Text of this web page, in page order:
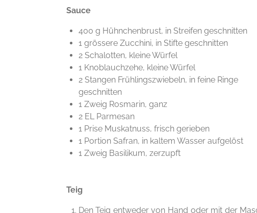
Sauce
400 g Hühnchenbrust, in Streifen geschnitten
1 grössere Zucchini, in Stifte geschnitten
2 Schalotten, kleine Würfel
1 Knoblauchzehe, kleine Würfel
2 Stangen Frühlingszwiebeln, in feine Ringe
geschnitten
1 Zweig Rosmarin, ganz
2 EL Parmesan
1 Prise Muskatnuss, frisch gerieben
1 Portion Safran, in kaltem Wasser aufgelöst
1 Zweig Basilikum, zerzupft
Teig
Den Teig entweder von Hand oder mit der